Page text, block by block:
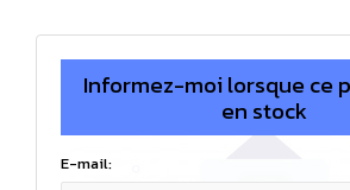
Informez-moi lorsque ce
en stock
E-mail: